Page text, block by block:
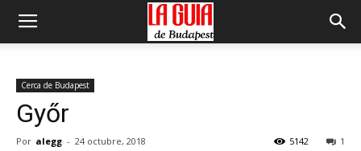
Cerca de Budapest
Győr
Por alegg - 24 octubre, 2018 1
5142